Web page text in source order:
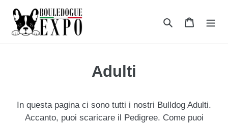
direttamente
contenuti
Cerca Carrello
Adulti
In questa pagina ci sono tutti i nostri Bulldog Adulti.
Accanto, puoi scaricare il Pedigree. Come puoi